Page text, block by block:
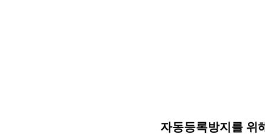
자동등록방지를 위